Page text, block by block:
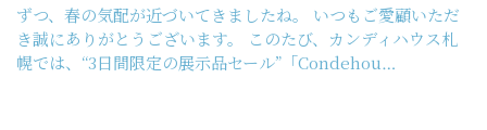
ずつ、春の気配が近づいてきましたね。 いつもご愛顧いただ
き誠にありがとうございます。 このたび、カンディハウス札
幌では、“3日間限定の展示品セール”「Condehou…